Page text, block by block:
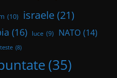
(10) israele(21)
(16) luce (9) NATO (14)
(8)
(35)